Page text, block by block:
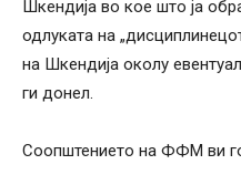
Шкендија во кое што ја
одлуката на
на Шкендија околу
ги донел.
Соопштението на ФФМ ви